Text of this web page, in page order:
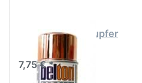
Belton special Kupfer
Effekt Spray
7,75 € *